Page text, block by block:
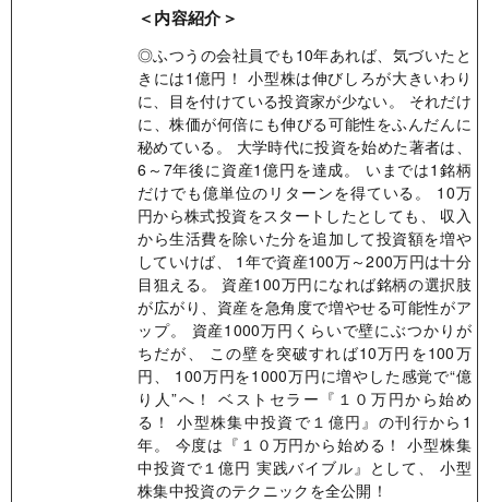
＜内容紹介＞
◎ふつうの会社員でも10年あれば、気づいたと
きには1億円！ 小型株は伸びしろが大きいわり
に、目を付けている投資家が少ない。 それだけ
に、株価が何倍にも伸びる可能性をふんだんに
秘めている。 大学時代に投資を始めた著者は、
6～7年後に資産1億円を達成。 いまでは1銘柄
だけでも億単位のリターンを得ている。 10万
円から株式投資をスタートしたとしても、 収入
から生活費を除いた分を追加して投資額を増や
していけば、 1年で資産100万～200万円は十分
目狙える。 資産100万円になれば銘柄の選択肢
が広がり、資産を急角度で増やせる可能性がア
ップ。 資産1000万円くらいで壁にぶつかりが
ちだが、 この壁を突破すれば10万円を100万
円、 100万円を1000万円に増やした感覚で“億
り人”へ！ ベストセラー『１０万円から始め
る！ 小型株集中投資で１億円』の刊行から1
年。 今度は『１０万円から始める！ 小型株集
中投資で１億円 実践バイブル』として、 小型
株集中投資のテクニックを全公開！